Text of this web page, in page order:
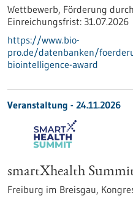
Wettbewerb, Förderung
Einreichungsfrist: 31.07.2026
https://www.bio-
pro.de/datenbanken/
biointelligence-award
Veranstaltung - 24.11.2026
smartXhealth
Freiburg im Breisgau,